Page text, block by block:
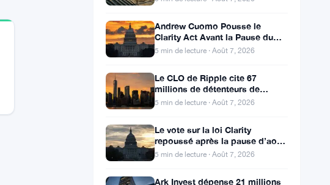
Le dollar augmente de 0,2 %
le rapport sur l’emploi aux
États-Unis
5 min de lecture · Août 7, 2026
Andrew Cuomo Pousse le
Congrès alors qu’OKX Croît en
5 min de lecture · Août 7, 2026